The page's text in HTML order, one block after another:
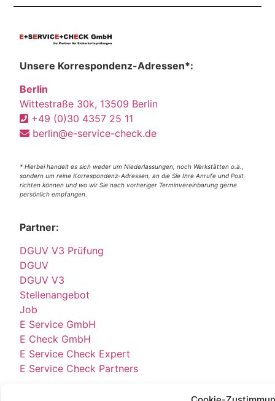
Unsere Korrespondenz-Adressen*:
Berlin
Wittestraße 30k, 13509 Berlin
+49 (0)30 4357 25 11
berlin@e-service-check.de
* Hierbei handelt es sich weder um Niederlassungen, noch Werkstätten o.ä.,
sondern um reine Korrespondenz-Adressen, an die Sie Ihre Anrufe und Post
richten können und wo wir Sie nach vorheriger Terminvereinbarung gerne
persönlich empfangen.
Partner:
DGUV V3 Prüfung
DGUV
DGUV V3
Stellenangebot
Job
E Service GmbH
E Check GmbH
E Service Check Expert
E Service Check Partners